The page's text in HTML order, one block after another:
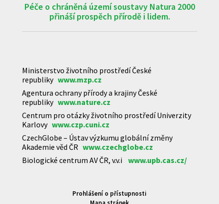
Péče o chráněná území soustavy Natura 2000
přináší prospěch přírodě i lidem.
Ministerstvo životního prostředí České
republiky www.mzp.cz
Agentura ochrany přírody a krajiny České
republiky www.nature.cz
Centrum pro otázky životního prostředí Univerzity
Karlovy www.czp.cuni.cz
CzechGlobe – Ústav výzkumu globální změny
Akademie věd ČR www.czechglobe.cz
Biologické centrum AV ČR, v.v.i www.upb.cas.cz/
Prohlášení o přístupnosti